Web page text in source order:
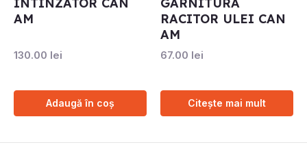
AM
130.00 lei
Adaugă în coș
RACITOR ULEI CAN
AM
67.00 lei
Citește mai mult